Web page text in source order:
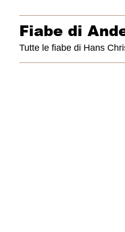
Fiabe di
Tutte le fiabe di Hans